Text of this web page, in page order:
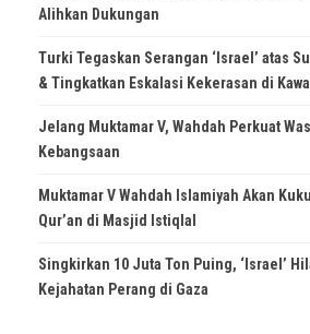
Alihkan Dukungan
Turki Tegaskan Serangan ‘Israel’ atas
& Tingkatkan Eskalasi Kekerasan di
Jelang Muktamar V, Wahdah Perkuat
Kebangsaan
Muktamar V Wahdah Islamiyah Akan
Qur’an di Masjid Istiqlal
Singkirkan 10 Juta Ton Puing, ‘Israel’
Kejahatan Perang di Gaza